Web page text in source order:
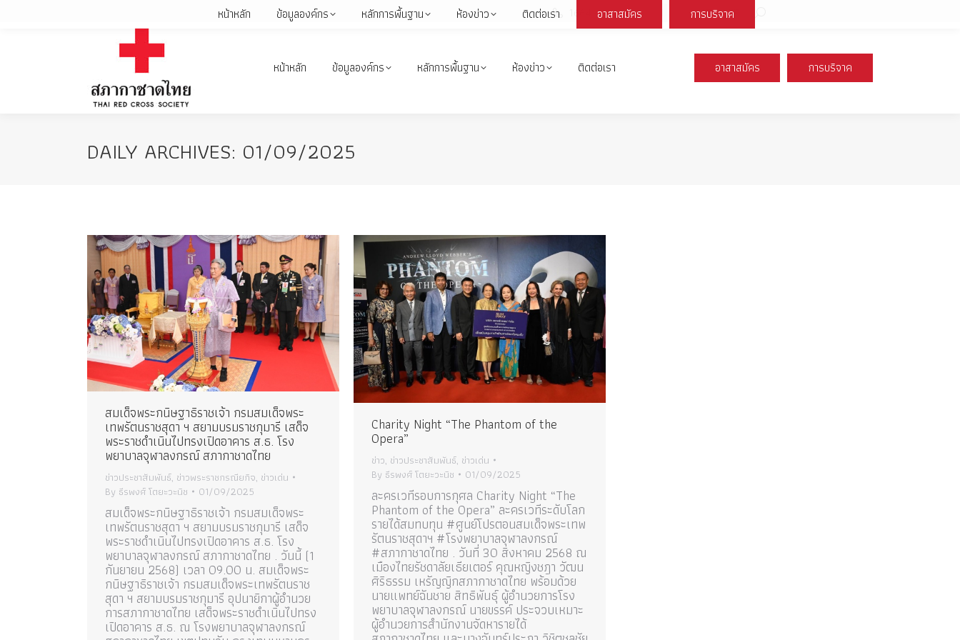
Facebook
in
X
Instagram
YouTube
opens
หน้าหลัก ข้อมูลองค์กร หลักการพื้นฐาน ห้องข่าว ติดต่อเรา อาสาสมัคร การบริจาค
DAILY ARCHIVES: 01/09/2025
สมเด็จพระกนิษฐาธิราชเจ้า กรมสมเด็จพระ
เทพรัตนราชสุดา ฯ สยามบรมราชกุมารี เสด็จ
พระราชดำเนินไปทรงเปิดอาคาร ส.ธ. โรง
พยาบาลจุฬาลงกรณ์ สภากาชาดไทย
ข่าวประชาสัมพันธ์, ข่าวพระราชกรณียกิจ, ข่าวเด่น
By ธีรพงศ์ โตยะวะนิช 01/09/2025
สมเด็จพระกนิษฐาธิราชเจ้า กรมสมเด็จพระ
เทพรัตนราชสุดา ฯ สยามบรมราชกุมารี เสด็จ
พระราชดำเนินไปทรงเปิดอาคาร ส.ธ. โรง
พยาบาลจุฬาลงกรณ์ สภากาชาดไทย . วันนี้ (1
กันยายน 2568) เวลา 09.00 น. สมเด็จพระ
กนิษฐาธิราชเจ้า กรมสมเด็จพระเทพรัตนราช
สุดา ฯ สยามบรมราชกุมารี อุปนายิกาผู้อำนวย
การสภากาชาดไทย เสด็จพระราชดำเนินไปทรง
เปิดอาคาร ส.ธ. ณ โรงพยาบาลจุฬาลงกรณ์
Charity Night “The Phantom of the
Opera”
ข่าว, ข่าวประชาสัมพันธ์, ข่าวเด่น
By ธีรพงศ์ โตยะวะนิช 01/09/2025
ละครเวทีรอบการกุศล Charity Night “The
Phantom of the Opera” ละครเวทีระดับโลก
รายได้สมทบทุน #ศูนย์โปรตอนสมเด็จพระเทพ
รัตนราชสุดาฯ #โรงพยาบาลจุฬาลงกรณ์
#สภากาชาดไทย . วันที่ 30 สิงหาคม 2568 ณ
เมืองไทยรัชดาลัยเธียเตอร์ คุณหญิงชฎา วัฒน
ศิริธรรม เหรัญญิกสภากาชาดไทย พร้อมด้วย
นายแพทย์ฉันชาย สิทธิพันธุ์ ผู้อำนวยการโรง
พยาบาลจุฬาลงกรณ์ นายขรรค์ ประจวบเหมาะ
ผู้อำนวยการสำนักงานจัดหารายได้
หน้าหลัก ข้อมูลองค์กร หลักการพื้นฐาน ห้องข่าว ติดต่อเรา อาสาสมัคร การบริจาค